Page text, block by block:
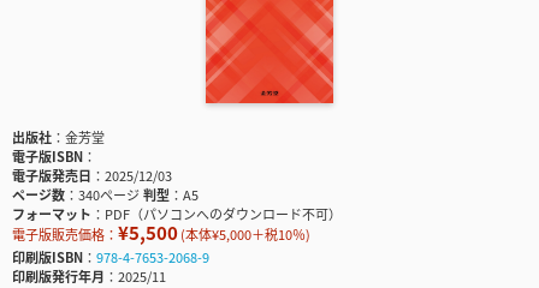
出版社
金芳堂
電子版ISBN
電子版発売日
2025/12/03
ページ数
340ページ判型
A5
フォーマット
PDF（パソコンへのダウンロード不可）
電子版販売価格： ¥5,500(本体¥5,000＋税10％)
印刷版ISBN
978-4-7653-2068-9
印刷版発行年月
2025/11